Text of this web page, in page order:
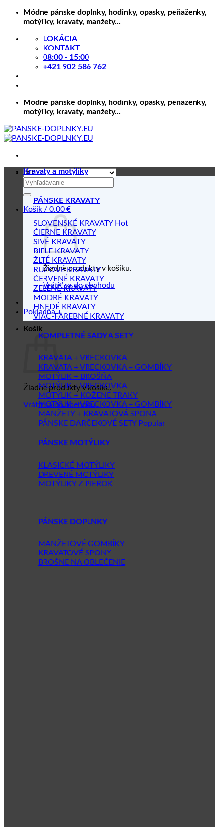
Skip
Módne pánske doplnky, hodinky, opasky, peňaženky,
motýliky, kravaty, manžety...
LOKÁCIA
KONTAKT
08:00 - 15:00
+421 902 586 762
Módne pánske doplnky, hodinky, opasky, peňaženky,
motýliky, kravaty, manžety...
Hľadať:
Košík / 0.00 €
Žiadne produkty v košíku.
Vrátiť sa do obchodu
Pokladňa +
Košík
Žiadne produkty v košíku.
Vrátiť sa do obchodu
Kravaty a motýliky
PÁNSKE KRAVATY
SLOVENSKÉ KRAVATY
ČIERNE KRAVATY
SIVÉ KRAVATY
BIELE KRAVATY
ŽLTÉ KRAVATY
RUŽOVÉ KRAVATY
ČERVENÉ KRAVATY
ZELENÉ KRAVATY
MODRÉ KRAVATY
HNEDÉ KRAVATY
VIAC-FAREBNÉ KRAVATY
KOMPLETNÉ SADY A SETY
KRAVATA + VRECKOVKA
KRAVATA + VRECKOVKA + GOMBÍKY
MOTÝLIK + BROŠŇA
MOTÝLIK + VRECKOVKA
MOTÝLIK + KOŽENÉ TRAKY
MOTÝLIK + VRECKOVKA + GOMBÍKY
MANŽETY + KRAVATOVÁ SPONA
PÁNSKE DARČEKOVÉ SETY
PÁNSKE MOTÝLIKY
KLASICKÉ MOTÝLIKY
DREVENÉ MOTÝLIKY
MOTÝLIKY Z PIEROK
PÁNSKE DOPLNKY
MANŽETOVÉ GOMBÍKY
KRAVATOVÉ SPONY
BROŠNE NA OBLEČENIE